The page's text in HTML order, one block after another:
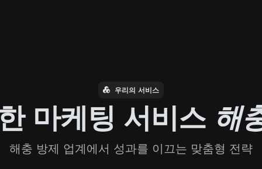
우리의 서비스
마케팅 서비스 해
해충 방제 업계에서 성과를 이끄는 맞춤형 전략